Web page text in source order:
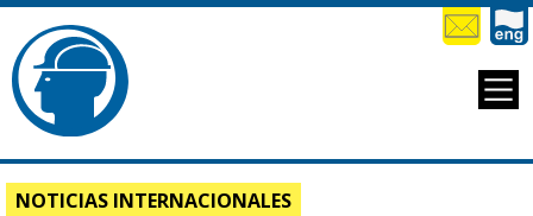
NOTICIAS INTERNACIONALES